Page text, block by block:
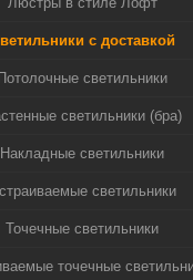
с доставкой
Потолочные светильники
светильники (бра)
Накладные светильники
светильники
Точечные светильники
точечные